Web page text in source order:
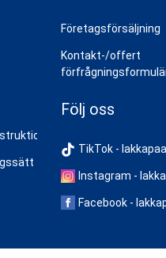
Företagsförsäljning
Kontakt-/offert
Följ oss
TikTok -
Instagram -
Facebook -